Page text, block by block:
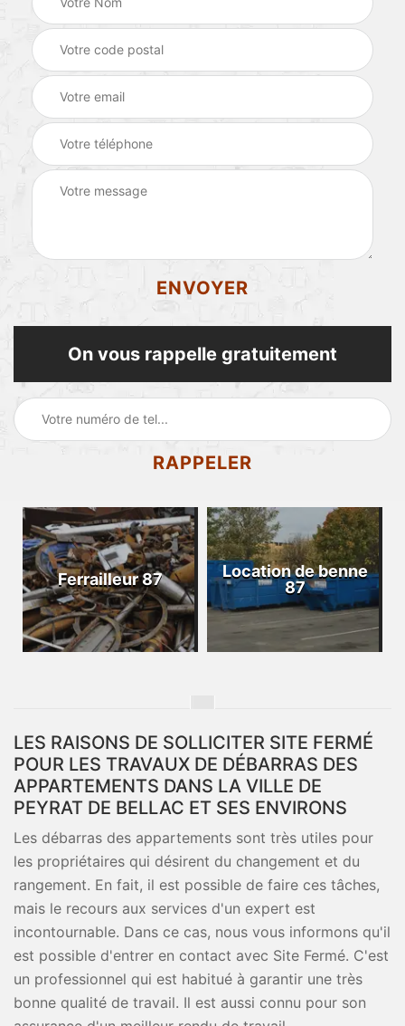
On vous rappelle gratuitement
Ferrailleur 87
Location de benne
87
LES RAISONS DE SOLLICITER SITE FERMÉ
POUR LES TRAVAUX DE DÉBARRAS DES
APPARTEMENTS DANS LA VILLE DE
PEYRAT DE BELLAC ET SES ENVIRONS
Les débarras des appartements sont très utiles pour
les propriétaires qui désirent du changement et du
rangement. En fait, il est possible de faire ces tâches,
mais le recours aux services d'un expert est
incontournable. Dans ce cas, nous vous informons qu'il
est possible d'entrer en contact avec Site Fermé. C'est
un professionnel qui est habitué à garantir une très
bonne qualité de travail. Il est aussi connu pour son